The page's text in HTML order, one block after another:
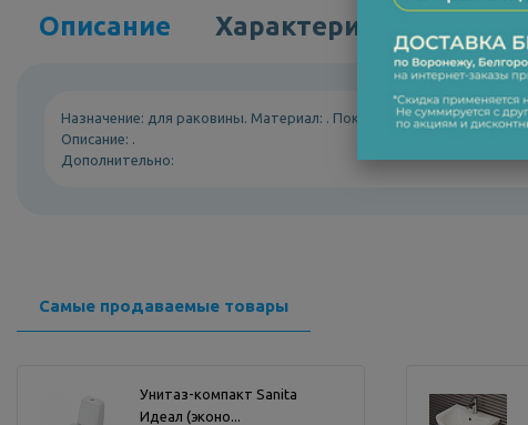
Описание Характеристики
Назначение: для раковины. Материал: . Покрытие: . Монтаж: .
Описание: .
Дополнительно:
Самые продаваемые товары
Унитаз-компакт Sanita
Идеал (эконо...